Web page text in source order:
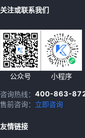
关注或联系我们
公众号 小程序
咨询热线： 400-863-
售前咨询： 立即咨询
友情链接